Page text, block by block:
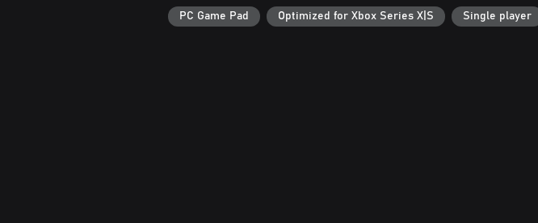
Single player
Optimized for Xbox Series X|S
PC Game Pad